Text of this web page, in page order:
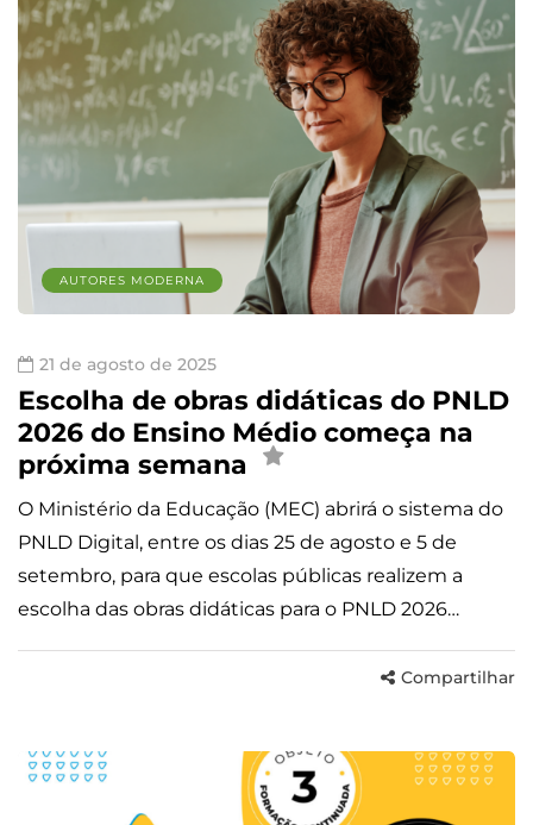
AUTORES MODERNA
21 de agosto de 2025
Escolha de obras didáticas do PNLD
2026 do Ensino Médio começa na
próxima semana
O Ministério da Educação (MEC) abrirá o sistema do
PNLD Digital, entre os dias 25 de agosto e 5 de
setembro, para que escolas públicas realizem a
escolha das obras didáticas para o PNLD 2026…
Compartilhar